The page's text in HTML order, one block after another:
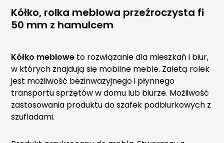
Kółko, rolka meblowa przeźroczysta fi
50 mm z hamulcem
Kółko meblowe to rozwiązanie dla mieszkań i biur,
w których znajdują się mobilne meble. Zaletą rolek
jest możliwość bezinwazyjnego i płynnego
transportu sprzętów w domu lub biurze. Możliwość
zastosowania produktu do szafek podbiurkowych z
szufladami.